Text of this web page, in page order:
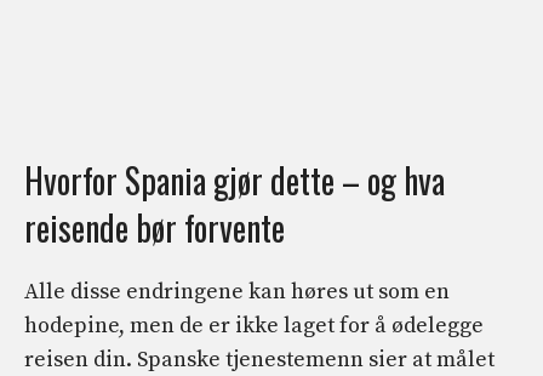
Hvorfor Spania gjør dette – og hva
reisende bør forvente
Alle disse endringene kan høres ut som en
hodepine, men de er ikke laget for å ødelegge
reisen din. Spanske tjenestemenn sier at målet